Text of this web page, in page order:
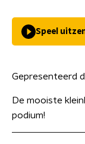
Speel
Gepresenteerd
De mooiste
podium!